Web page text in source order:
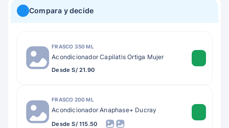
Compara y decide
FRASCO 350 ML
Acondicionador Capilatis Ortiga Mujer
Desde S/ 21.90
FRASCO 200 ML
Acondicionador Anaphase+ Ducray
Desde S/ 115.50